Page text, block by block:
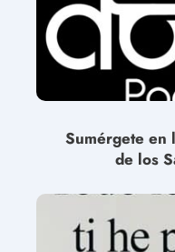
Sumérgete en
de los